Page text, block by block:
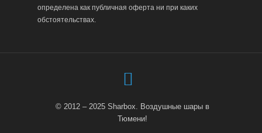
определена как публичная оферта ни при каких
обстоятельствах.
© 2012 – 2025 Sharbox. Воздушные шары в
Тюмени!